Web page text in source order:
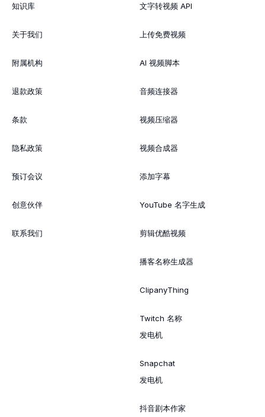
知识库
关于我们
附属机构
退款政策
条款
隐私政策
预订会议
创意伙伴
联系我们
文字转视频 API
上传免费视频
AI 视频脚本
音频连接器
视频压缩器
视频合成器
添加字幕
YouTube 名字生成
剪辑优酷视频
播客名称生成器
ClipanyThing
Twitch 名称
发电机
Snapchat
发电机
抖音剧本作家